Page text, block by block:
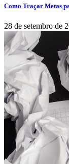
Como Traçar Metas
28 de setembro de